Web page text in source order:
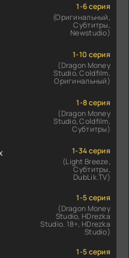
1-6 серия
(Оригинальный,
Субтитры,
Newstudio)
1-10 серия
(Dragon Money
Studio, Coldfilm,
Оригинальный)
1-8 серия
(Dragon Money
Studio, Coldfilm,
Субтитры)
1-34 серия
(Light Breeze,
Субтитры,
DubLik.TV)
1-5 серия
(Dragon Money
Studio, HDrezka
Studio. 18+, HDrezka
Studio)
1-5 серия